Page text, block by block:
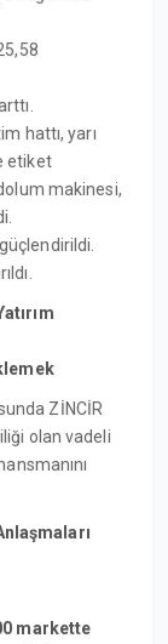
hattı, yarı
etiket
makinesi,
ZİNCİR
olan vadeli
markette